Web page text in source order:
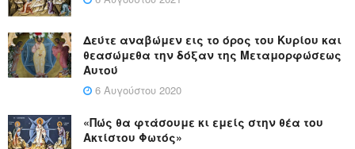
Δεύτε αναβώμεν εις το όρος του Κυρίου και
θεασώμεθα την δόξαν της Μεταμορφώσεως
Αυτού
6 Αυγούστου 2020
«Πώς θα φτάσουμε κι εμείς στην θέα του
Ακτίστου Φωτός»